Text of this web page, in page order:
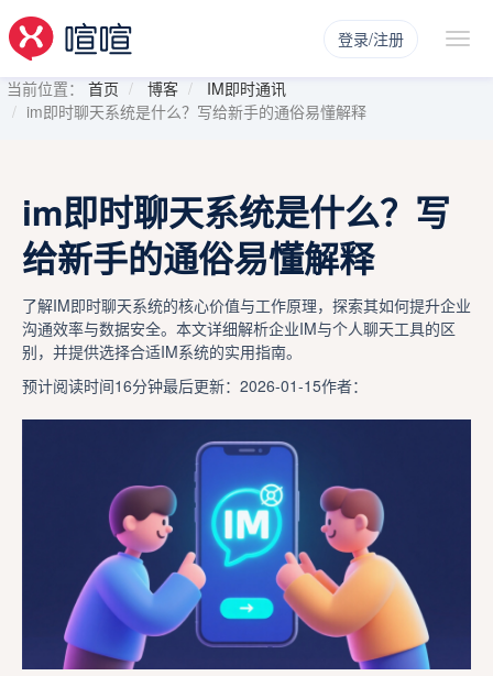
登录/注册
当前位置： 首页 博客
IM即时通讯
im即时聊天系统是什么？写给新手的通俗易懂解释
im即时聊天系统是什么？写
给新手的通俗易懂解释
了解IM即时聊天系统的核心价值与工作原理，探索其如何提升企业
沟通效率与数据安全。本文详细解析企业IM与个人聊天工具的区
别，并提供选择合适IM系统的实用指南。
预计阅读时间16分钟最后更新：2026-01-15作者：